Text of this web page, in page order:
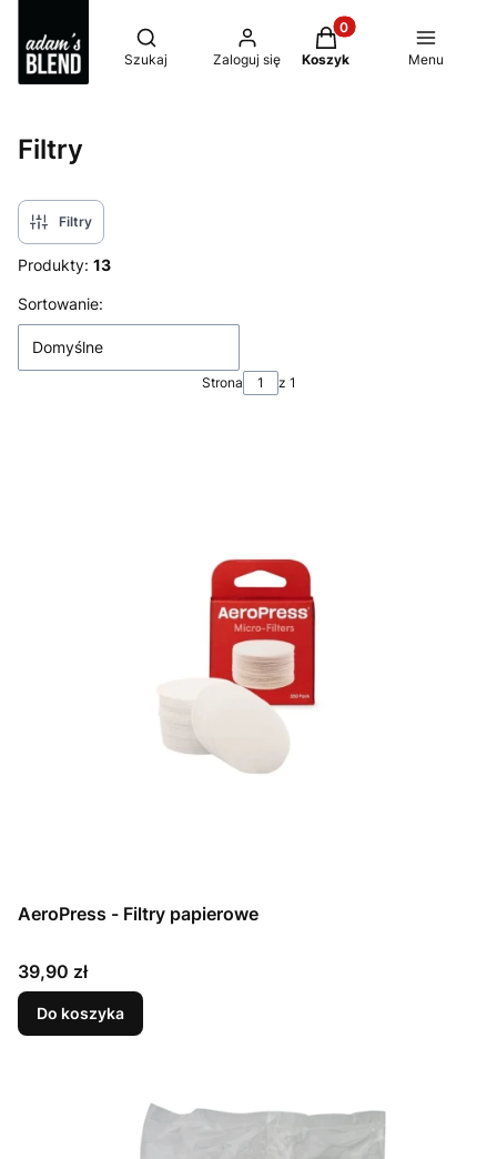
Otwórz wyszukiwarkę
Szukaj Zaloguj się
Produkty w koszyku:
Koszyk Menu
Filtry
Filtry
Produkty: 13
Lista produktów
Sortowanie:
Domyślne
Strona z 1
AeroPress - Filtry papierowe
Cena
39,90 zł
Do koszyka